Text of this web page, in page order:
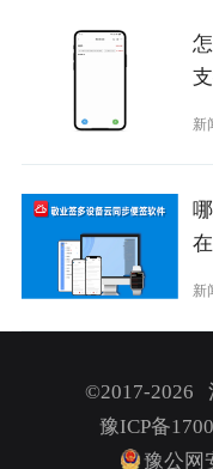
新
新
©2017-2026
豫ICP备
豫公网